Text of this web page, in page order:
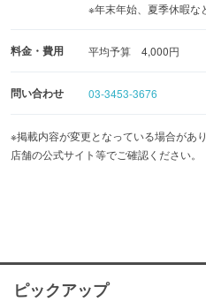
※年末年始、夏季休暇な
料金・費用 平均予算 4,000円
問い合わせ 03-3453-3676
※掲載内容が変更となっている場合があ
店舗の公式サイト等でご確認ください。
ピックアップ